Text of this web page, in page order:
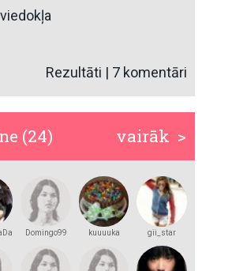
Rezultāti | 7 komentāri
vairāk >
(24)
Domingo99 kuuuuka gii_star